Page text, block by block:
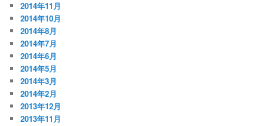
2014年11月
2014年10月
2014年8月
2014年7月
2014年6月
2014年5月
2014年3月
2014年2月
2013年12月
2013年11月